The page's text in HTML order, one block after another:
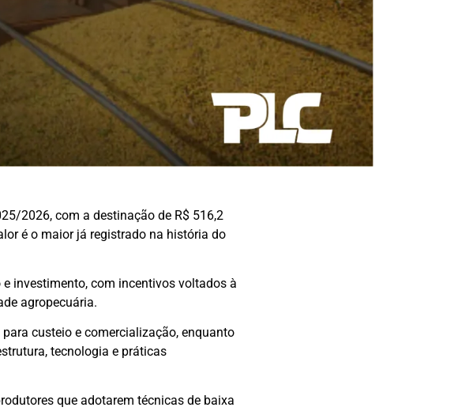
2026, com a destinação de R$ 516,2
é o maior já registrado na história do
investimento, com incentivos voltados à
agropecuária.
custeio e comercialização, enquanto
tecnologia e práticas
que adotarem técnicas de baixa